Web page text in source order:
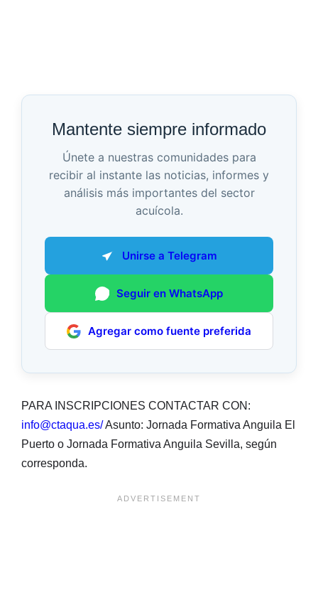
Mantente siempre informado
Únete a nuestras comunidades para
recibir al instante las noticias, informes y
análisis más importantes del sector
acuícola.
Unirse a Telegram
Seguir en WhatsApp
Agregar como fuente preferida
PARA INSCRIPCIONES CONTACTAR CON:
info@ctaqua.es/Asunto: Jornada Formativa Anguila El
Puerto o Jornada Formativa Anguila Sevilla, según
corresponda.